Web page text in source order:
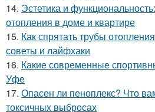
14. Эстетика и
отопления в доме и квартире
15. Как спрятать трубы
советы и лайфхаки
16. Какие современные
Уфе
17. Опасен ли пеноплекс? Что
токсичных выбросах